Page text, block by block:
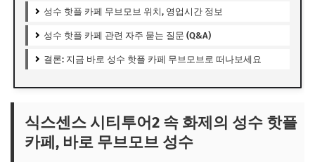
성수 핫플 카페 무브모브 위치, 영업시간 정보
성수 핫플 카페 관련 자주 묻는 질문 (Q&A)
결론: 지금 바로 성수 핫플 카페 무브모브로 떠나보세요
식스센스 시티투어2 속 화제의 성수 핫플
카페, 바로 무브모브 성수